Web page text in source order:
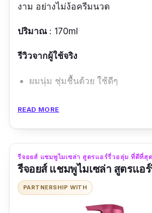
งาม อย่างไม่ง้อครีมนวด
ปริมาณ: 170ml
รีวิวจากผู้ใช้จริง
ผมนุ่ม ชุ่มชื้นด้วย ใช้ดีๆ
ข้อดี
มีสารสกัดจากธรรมชาติ
กลิ่นหอม
ผมไม่พันกัน
READ MORE
รีจอยส์ แชมพูไมเซล่า สูตรแอร์รี่วอลุ่ม ที่ดีที่สุด
รีจอยส์ แชมพูไมเซล่า สูตรแอ
PARTNERSHIP WITH